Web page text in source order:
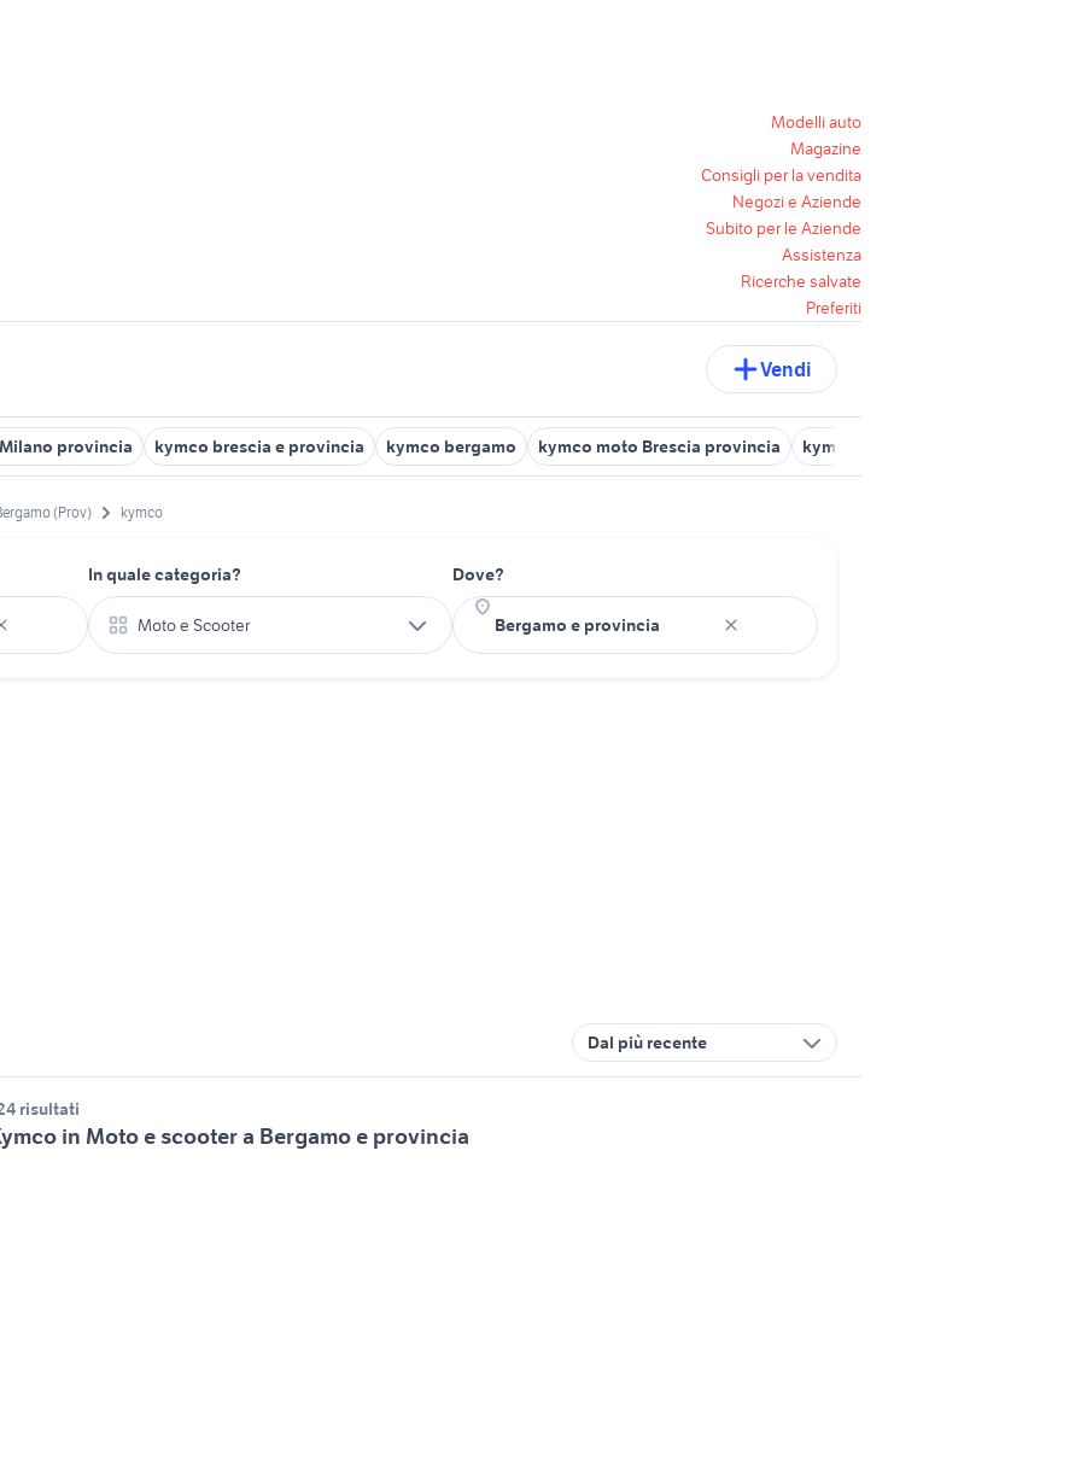
Modelli auto
Magazine
Consigli per la vendita
Negozi e Aziende
Subito per le Aziende
Assistenza
Ricerche salvate
Preferiti
Vendi
provincia kymco brescia e provincia kymco bergamo kymco moto Brescia provincia kymco moto Cremona provincia
(Prov) kymco
In quale categoria?
Moto e Scooter
Dove?
Dal più recente
risultati
in Moto e scooter a Bergamo e provincia